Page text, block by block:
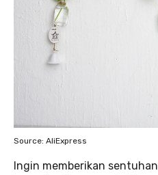
Source: AliExpress
Ingin memberikan sentuhan